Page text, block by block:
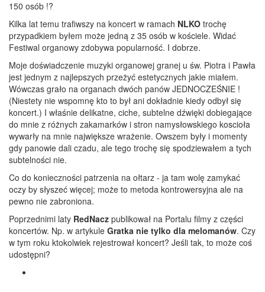
150 osób !?
Kilka lat temu trafiwszy na koncert w ramach NLKO trochę
przypadkiem byłem może jedną z 35 osób w kościele. Widać
Festiwal organowy zdobywa popularność. I dobrze.
Moje doświadczenie muzyki organowej granej u św. Piotra i Pawła
jest jednym z najlepszych przeżyć estetycznych jakie miałem.
Wówczas grało na organach dwóch panów JEDNOCZEŚNIE !
(Niestety nie wspomnę kto to był ani dokładnie kiedy odbył się
koncert.) I właśnie delikatne, ciche, subtelne dźwięki dobiegające
do mnie z różnych zakamarków i stron namysłowskiego koscioła
wywarły na mnie największe wrażenie. Owszem były i momenty
gdy panowie dali czadu, ale tego trochę się spodziewałem a tych
subtelności nie.
Co do konieczności patrzenia na ołtarz - ja tam wolę zamykać
oczy by słyszeć więcej; może to metoda kontrowersyjna ale na
pewno nie zabroniona.
Poprzednimi laty RedNacz publikował na Portalu filmy z części
koncertów. Np. w artykule Gratka nie tylko dla melomanów. Czy
w tym roku ktokolwiek rejestrował koncert? Jeśli tak, to może coś
udostępni?